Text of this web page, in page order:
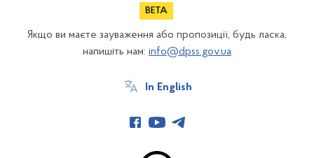
Якщо ви маєте зауваження або пропозиції, будь ласка,
напишіть нам: info@dpss.gov.ua
In English